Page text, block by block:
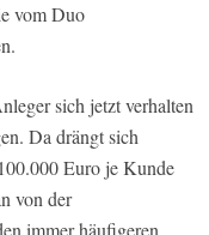
vom Duo
sich jetzt verhalten
Da drängt sich
Euro je Kunde
von der
immer häufigeren